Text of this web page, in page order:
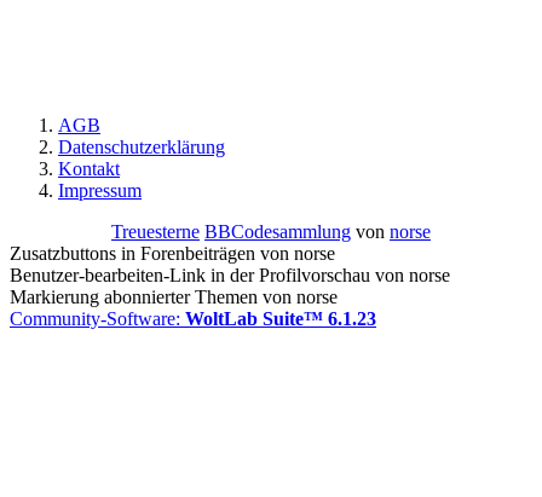
AGB
Datenschutzerklärung
Kontakt
Impressum
Treuesterne BBCodesammlung von norse
Zusatzbuttons in Forenbeiträgen von norse
Benutzer-bearbeiten-Link in der Profilvorschau von norse
Markierung abonnierter Themen von norse
Community-Software: WoltLab Suite™ 6.1.23